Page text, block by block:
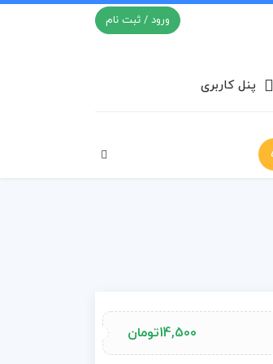
ورود / ثبت نام
پنل کاربری
14,500تومان